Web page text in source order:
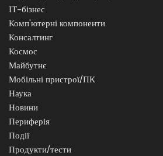
ІТ-бізнес
Комп'ютерні компоненти
Консалтинг
Космос
Майбутнє
Мобільні пристрої/ПК
Наука
Новини
Периферія
Події
Продукти/тести